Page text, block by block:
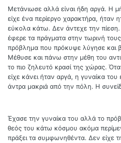
Μετάνιωσε αλλά είναι ήδη αργά. Η
είχε ένα περίεργο χαρακτήρα, ήταν
εύκολα κάτω. Δεν άντεχε την
έφερε τα πράγματα στην τωρινή
πρόβλημα που πρόκυψε λύγησε και
Μέθυσε και πάνω στην μέθη του
το πιο ζηλευτό κρασί της χώρας.
είχε κάνει ήταν αργά, η γυναίκα
άντρα μακριά από την πόλη. Η
Έχασε την γυναίκα του αλλά το
θεός του κάτω κόσμου ακόμα
πράξει τα συμφωνηθέντα. Δεν είχε